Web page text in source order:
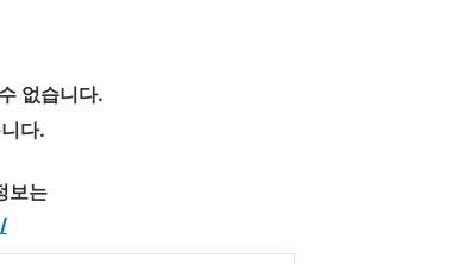
없습니다.
다.
보는